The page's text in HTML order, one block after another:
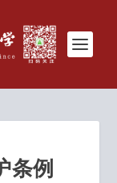
条例